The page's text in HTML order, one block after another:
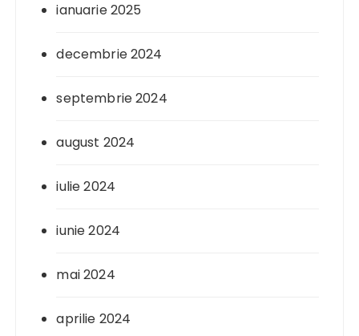
ianuarie 2025
decembrie 2024
septembrie 2024
august 2024
iulie 2024
iunie 2024
mai 2024
aprilie 2024